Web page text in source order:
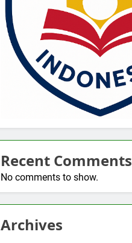
Recent Comments
No comments to show.
Archives